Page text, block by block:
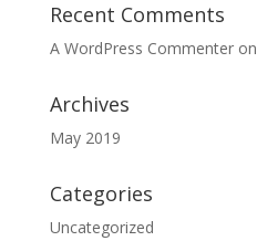
Recent Comments
A WordPress Commenteron
Archives
May 2019
Categories
Uncategorized